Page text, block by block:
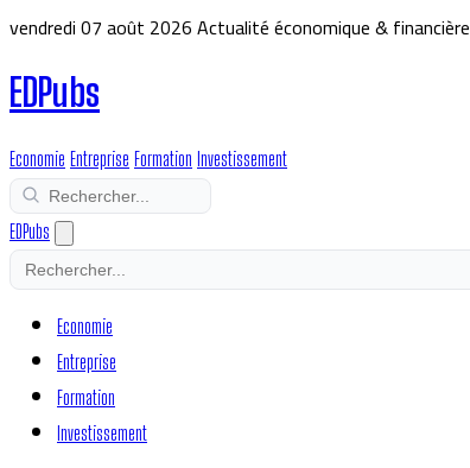
vendredi 07 août 2026Actualité économique & financière
EDPubs
Economie Entreprise Formation Investissement
EDPubs
Economie
Entreprise
Formation
Investissement